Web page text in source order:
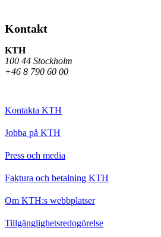
Kontakt
KTH
100 44 Stockholm
+46 8 790 60 00
Kontakta KTH
Jobba på KTH
Press och media
Faktura och betalning KTH
Om KTH:s webbplatser
Tillgänglighetsredogörelse